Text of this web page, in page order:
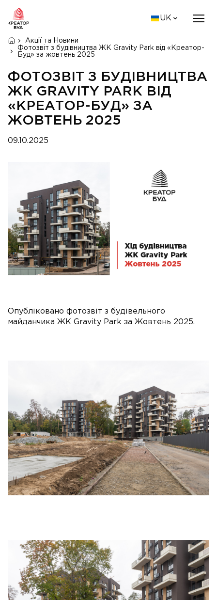
UK
Акції та Новини
Фотозвіт з будівництва ЖК Gravity Park від «Креатор-
Буд» за жовтень 2025
ФОТОЗВІТ З БУДІВНИЦТВА
ЖК GRAVITY PARK ВІД
«КРЕАТОР-БУД» ЗА
ЖОВТЕНЬ 2025
09.10.2025
Опубліковано фотозвіт з будівельного
майданчика ЖК Gravity Park за Жовтень 2025.